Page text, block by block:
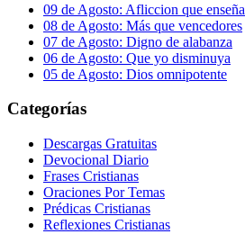
09 de Agosto: Afliccion que enseña
08 de Agosto: Más que vencedores
07 de Agosto: Digno de alabanza
06 de Agosto: Que yo disminuya
05 de Agosto: Dios omnipotente
Categorías
Descargas Gratuitas
Devocional Diario
Frases Cristianas
Oraciones Por Temas
Prédicas Cristianas
Reflexiones Cristianas